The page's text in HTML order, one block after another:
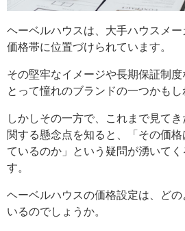
ヘーベルハウスは、大手ハウスメ
価格帯に位置づけられています。
その堅牢なイメージや長期保証制
とって憧れのブランドの一つかもし
しかしその一方で、これまで見て
関する懸念点を知ると、「その価
ているのか」という疑問が湧いて
す。
ヘーベルハウスの価格設定は、ど
いるのでしょうか。